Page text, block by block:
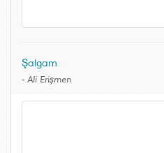
Şalgam
- Ali Erişmen